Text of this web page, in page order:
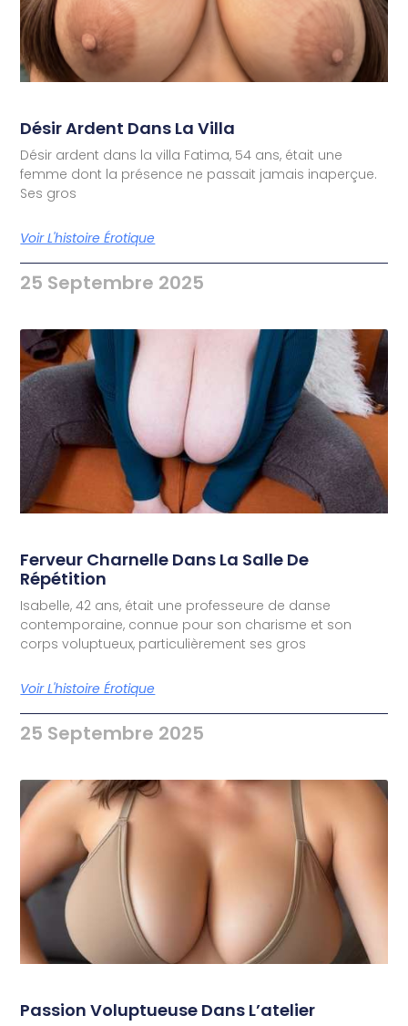
Désir Ardent Dans La Villa
Désir ardent dans la villa Fatima, 54 ans, était une
femme dont la présence ne passait jamais inaperçue.
Ses gros
Voir L'histoire Érotique
25 Septembre 2025
Ferveur Charnelle Dans La Salle De
Répétition
Isabelle, 42 ans, était une professeure de danse
contemporaine, connue pour son charisme et son
corps voluptueux, particulièrement ses gros
Voir L'histoire Érotique
25 Septembre 2025
Passion Voluptueuse Dans L’atelier